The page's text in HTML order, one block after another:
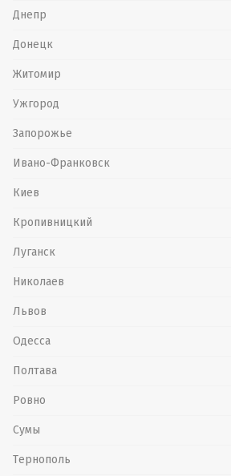
Днепр
Донецк
Житомир
Ужгород
Запорожье
Ивано-Франковск
Киев
Кропивницкий
Луганск
Николаев
Львов
Одесса
Полтава
Ровно
Сумы
Тернополь